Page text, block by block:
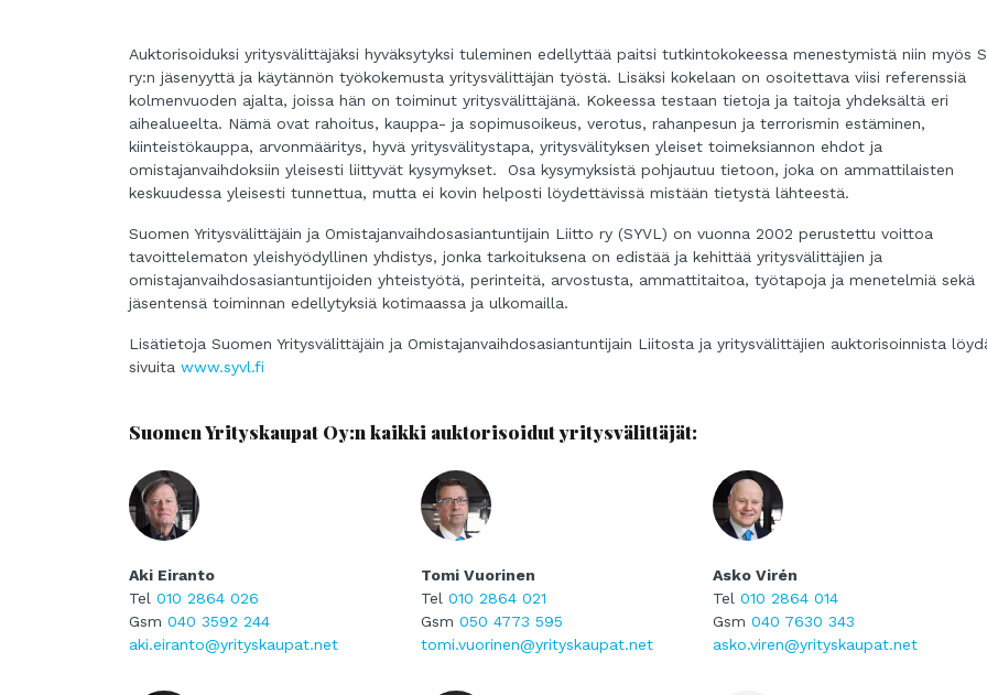
Auktorisoiduksi yritysvälittäjäksi hyväksytyksi tuleminen edellyttää paitsi tutkintokokeessa menestymistä niin myös
ry:n jäsenyyttä ja käytännön työkokemusta yritysvälittäjän työstä. Lisäksi kokelaan on osoitettava viisi referenssiä
kolmenvuoden ajalta, joissa hän on toiminut yritysvälittäjänä. Kokeessa testaan tietoja ja taitoja yhdeksältä eri
aihealueelta. Nämä ovat rahoitus, kauppa- ja sopimusoikeus, verotus, rahanpesun ja terrorismin estäminen,
kiinteistökauppa, arvonmääritys, hyvä yritysvälitystapa, yritysvälityksen yleiset toimeksiannon ehdot ja
omistajanvaihdoksiin yleisesti liittyvät kysymykset. Osa kysymyksistä pohjautuu tietoon, joka on ammattilaisten
keskuudessa yleisesti tunnettua, mutta ei kovin helposti löydettävissä mistään tietystä lähteestä.
Suomen Yritysvälittäjäin ja Omistajanvaihdosasiantuntijain Liitto ry (SYVL) on vuonna 2002 perustettu voittoa
tavoittelematon yleishyödyllinen yhdistys, jonka tarkoituksena on edistää ja kehittää yritysvälittäjien ja
omistajanvaihdosasiantuntijoiden yhteistyötä, perinteitä, arvostusta, ammattitaitoa, työtapoja ja menetelmiä sekä
jäsentensä toiminnan edellytyksiä kotimaassa ja ulkomailla.
Lisätietoja Suomen Yritysvälittäjäin ja Omistajanvaihdosasiantuntijain Liitosta ja yritysvälittäjien auktorisoinnista
sivuita www.syvl.fi
Suomen Yrityskaupat Oy:n kaikki auktorisoidut yritysvälittäjät:
Aki Eiranto
Tel 010 2864 026
Gsm 040 3592 244
aki.eiranto@yrityskaupat.net
Tomi Vuorinen
Tel 010 2864 021
Gsm 050 4773 595
tomi.vuorinen@yrityskaupat.net
Asko Virén
Tel 010 2864 014
Gsm 040 7630 343
asko.viren@yrityskaupat.net